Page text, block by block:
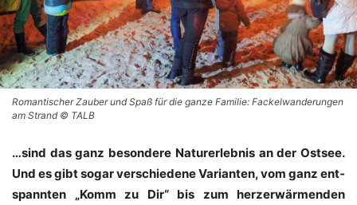
Romantischer Zauber und Spaß für die ganze Familie: Fackelwanderungen
am Strand © TALB
…sind das ganz beson­de­re Natur­er­leb­nis an der Ost­see.
Und es gibt sogar ver­schie­de­ne Vari­an­ten, vom ganz ent­
spann­ten „Komm zu Dir“ bis zum herz­er­wär­men­den